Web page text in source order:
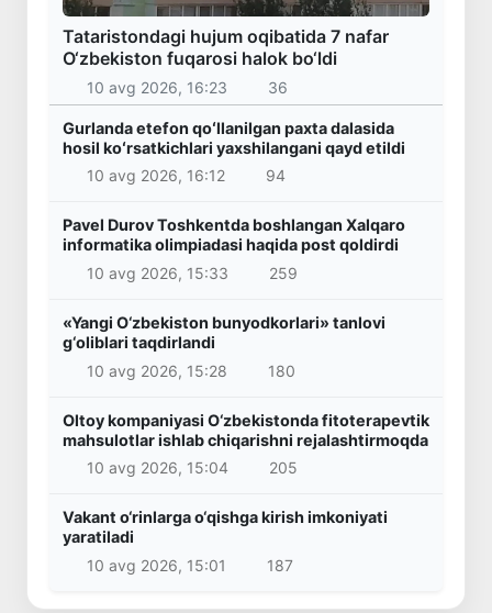
Tataristondagi hujum oqibatida 7 nafar
O‘zbekiston fuqarosi halok bo‘ldi
10 avg 2026, 16:23 36
Gurlanda etefon qoʻllanilgan paxta dalasida
hosil koʻrsatkichlari yaxshilangani qayd etildi
10 avg 2026, 16:12
94
Pavel Durov Toshkentda boshlangan Xalqaro
informatika olimpiadasi haqida post qoldirdi
10 avg 2026, 15:33
259
«Yangi O‘zbekiston bunyodkorlari» tanlovi
g‘oliblari taqdirlandi
10 avg 2026, 15:28
180
Oltoy kompaniyasi O‘zbekistonda fitoterapevtik
mahsulotlar ishlab chiqarishni rejalashtirmoqda
10 avg 2026, 15:04
205
Vakant o‘rinlarga o‘qishga kirish imkoniyati
yaratiladi
10 avg 2026, 15:01
187